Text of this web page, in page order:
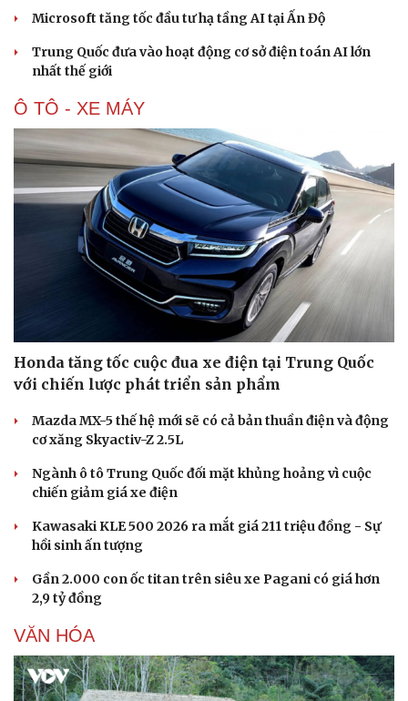
Microsoft tăng tốc đầu tư hạ tầng AI tại Ấn Độ
Trung Quốc đưa vào hoạt động cơ sở điện toán AI lớn
nhất thế giới
Ô TÔ - XE MÁY
Honda tăng tốc cuộc đua xe điện tại Trung Quốc
với chiến lược phát triển sản phẩm
Mazda MX-5 thế hệ mới sẽ có cả bản thuần điện và động
cơ xăng Skyactiv-Z 2.5L
Ngành ô tô Trung Quốc đối mặt khủng hoảng vì cuộc
chiến giảm giá xe điện
Kawasaki KLE 500 2026 ra mắt giá 211 triệu đồng - Sự
hồi sinh ấn tượng
Gần 2.000 con ốc titan trên siêu xe Pagani có giá hơn
2,9 tỷ đồng
VĂN HÓA